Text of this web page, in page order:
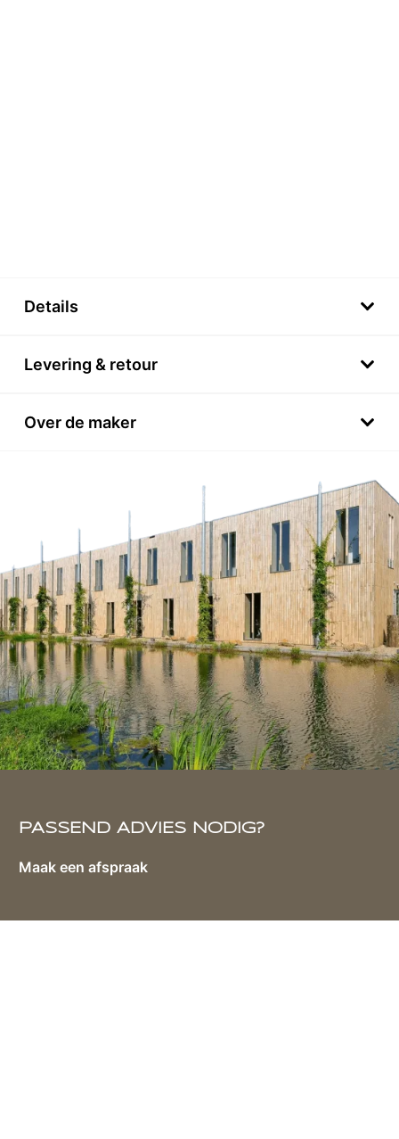
Details
Levering & retour
Over de maker
PASSEND ADVIES NODIG?
Maak een afspraak